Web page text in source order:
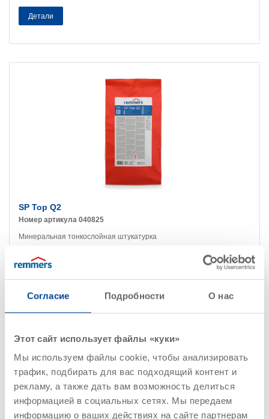
Согласие Подробности О нас
Этот сайт использует файлы «куки»
Мы используем файлы cookie, чтобы анализировать
трафик, подбирать для вас подходящий контент и
рекламу, а также дать вам возможность делиться
информацией в социальных сетях. Мы передаем
информацию о ваших действиях на сайте партнерам
Детали
SP Top Q2
Номер артикула 040825
Минеральная тонкослойная штукатурка
Детали